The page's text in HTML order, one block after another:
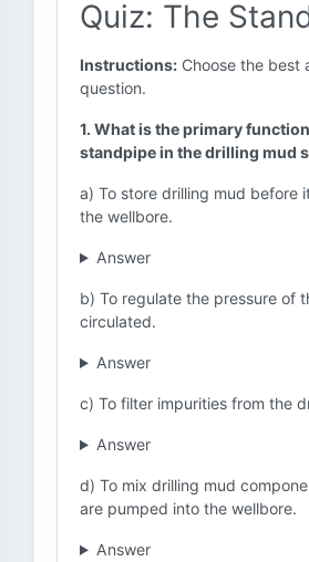
Quiz: The
Instructions: Choose the best
question.
1. What is the primary
standpipe in the drilling mud
a) To store drilling mud before
the wellbore.
Answer
b) To regulate the pressure of
circulated.
Answer
c) To filter impurities from the
Answer
d) To mix drilling mud
are pumped into the wellbore.
Answer